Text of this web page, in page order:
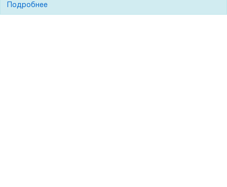
Помощь
Подробнее